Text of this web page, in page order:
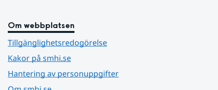
Om webbplatsen
Tillgänglighetsredogörelse
Kakor på smhi.se
Hantering av personuppgifter